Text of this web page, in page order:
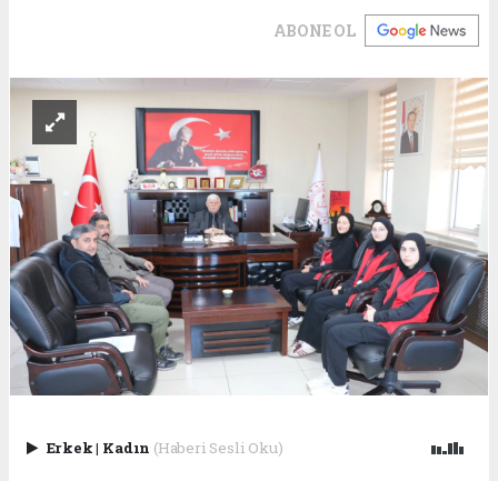
ABONE OL
Erkek| Kadın (Haberi Sesli Oku)